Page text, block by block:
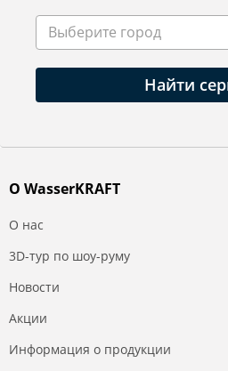
Выберите город
Найти
О WasserKRAFT
О нас
3D-тур по шоу-руму
Новости
Акции
Информация о продукции